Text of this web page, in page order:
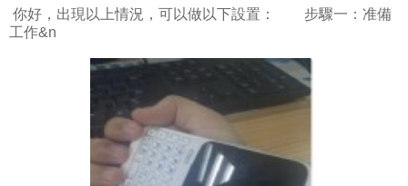
你好，出現以上情況，可以做以下設置： 步驟一：准備
工作&n